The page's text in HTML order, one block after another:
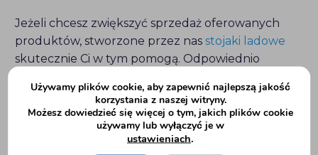
Jeżeli chcesz zwiększyć sprzedaż oferowanych
produktów, stworzone przez nas stojaki ladowe
skutecznie Ci w tym pomogą. Odpowiednio
będzie znaleźć wśród innych produktów.Display
reklamowy na maszynki do goleniabędzie
przyciągać spojrzenia, zachęcając do zakupu
Pomożemy Ci zaprojektować display, który
Używamy plików cookie, aby zapewnić najlepszą jakość
korzystania z naszej witryny.
Możesz dowiedzieć się więcej o tym, jakich plików cookie
używamy lub wyłączyć je w
ustawieniach.